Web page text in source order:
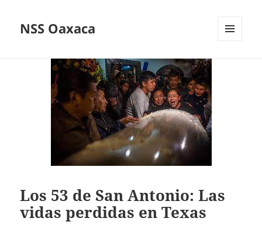
NSS Oaxaca
Los 53 de San Antonio: Las
vidas perdidas en Texas